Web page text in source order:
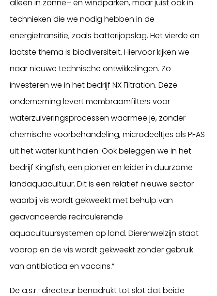
alleen in zonne– en windparken, maar juist ook in
technieken die we nodig hebben in de
energietransitie, zoals batterijopslag. Het vierde en
laatste thema is biodiversiteit. Hiervoor kijken we
naar nieuwe technische ontwikkelingen. Zo
investeren we in het bedrijf NX Filtration. Deze
onderneming levert membraamfilters voor
waterzuiveringsprocessen waarmee je, zonder
chemische voorbehandeling, microdeeltjes als PFAS
uit het water kunt halen. Ook beleggen we in het
bedrijf Kingfish, een pionier en leider in duurzame
landaquacultuur. Dit is een relatief nieuwe sector
waarbij vis wordt gekweekt met behulp van
geavanceerde recirculerende
aquacultuursystemen op land. Dierenwelzijn staat
voorop en de vis wordt gekweekt zonder gebruik
van antibiotica en vaccins.”
De a.s.r.-directeur benadrukt tot slot dat beide